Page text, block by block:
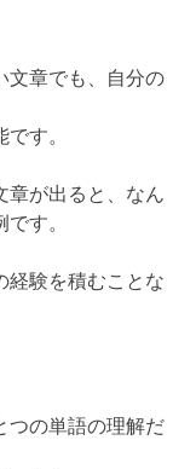
文章でも、自分の
す。
章が出ると、なん
す。
経験を積むことな
つの単語の理解だ